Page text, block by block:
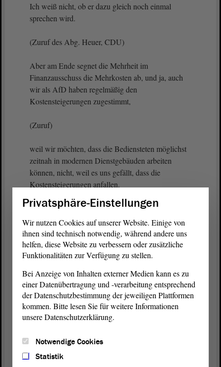
Ich weiß nicht, ob er dazu gleich noch einmal
sprechen wird.
(Zuruf des Abg. Heuer, CDU)
Aber am Ende segnet die Mehrheit im
Finanzausschuss die Mehrkosten ab, und ja, auch
wir als AfD haben regelmäßig den
Kostensteigerungen zugestimmt,
(Zuruf)
weil wir möchten, dass die Bediensteten möglichst
zeitnah in modernen Dienstgebäuden arbeiten
können, nicht, weil es uns gefällt, dass die
Kostensteigerungen anfallen.
Soweit bekannt, hatte man sich seinerzeit trotz der
zu vermutenden höheren Kosten gegenüber einem
Neubau auf der grünen Wiese bewusst für den
Erhalt des Standortes dieser Liegenschaft und der
darauf befindlichen Bauten entschieden. Dass man
will, das man eigentlich erhalten wollte, zeugt nicht
von Prinzipientreue. Deshalb ist ein Bekenntnis zur
Bewahrung und Sicherung von Baudenkmälern, die
sich im Eigentum des Landes befinden, wichtig und
nicht nur immaterielle, sondern auch materielle
Privatsphäre-Einstellungen
Wir nutzen Cookies auf unserer Website. Einige von
ihnen sind technisch notwendig, während andere uns
helfen, diese Website zu verbessern oder zusätzliche
Funktionalitäten zur Verfügung zu stellen.
Bei Anzeige von Inhalten externer Medien kann es zu
einer Datenübertragung und -verarbeitung entsprechend
der Datenschutzbestimmung der jeweiligen Plattformen
kommen. Bitte lesen Sie für weitere Informationen
unsere Datenschutzerklärung.
Notwendige Cookies
Statistik